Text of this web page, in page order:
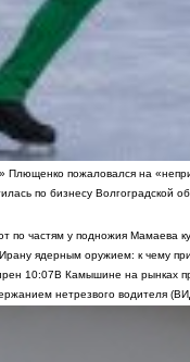
пожаловался на
по бизнесу Волгоградской
по частям у подножия Мамаева
ядерным оружием: к чему
10:07В Камышине на рынках
нетрезвого водителя